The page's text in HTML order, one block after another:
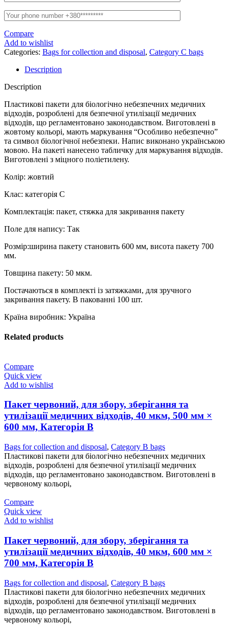
Compare
Add to wishlist
Categories: Bags for collection and disposal, Category C bags
Description
Description
Пластикові пакети для біологічно небезпечних медичних
відходів, розроблені для безпечної утилізації медичних
відходів, що регламентовано законодавством. Виготовлені в
жовтому кольорі, мають маркування “Особливо небезпечно”
та символ біологічної небезпеки. Напис виконано українською
мовою. На пакеті нанесено табличку для маркування відходів.
Виготовлені з міцного поліетилену.
Колір: жовтий
Клас: категорія С
Комплектація: пакет, стяжка для закривання пакету
Поле для напису: Так
Розмір:ширина пакету становить 600 мм, висота пакету 700
мм.
Товщина пакету: 50 мкм.
Постачаються в комплекті із затяжками, для зручного
закривання пакету. В пакованні 100 шт.
Країна виробник: Україна
Related products
Compare
Quick view
Add to wishlist
Пакет червоний, для збору, зберігання та
утилізації медичних відходів, 40 мкм, 500 мм ×
600 мм, Категорія В
Bags for collection and disposal, Category B bags
Пластикові пакети для біологічно небезпечних медичних
відходів, розроблені для безпечної утилізації медичних
відходів, що регламентовано законодавством. Виготовлені в
червоному кольорі,
Compare
Quick view
Add to wishlist
Пакет червоний, для збору, зберігання та
утилізації медичних відходів, 40 мкм, 600 мм ×
700 мм, Категорія В
Bags for collection and disposal, Category B bags
Пластикові пакети для біологічно небезпечних медичних
відходів, розроблені для безпечної утилізації медичних
відходів, що регламентовано законодавством. Виготовлені в
червоному кольорі,